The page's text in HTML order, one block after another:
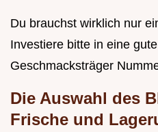
Du brauchst wirklich nur
Investiere bitte in eine
Geschmacksträger
Die Auswahl des
Frische und